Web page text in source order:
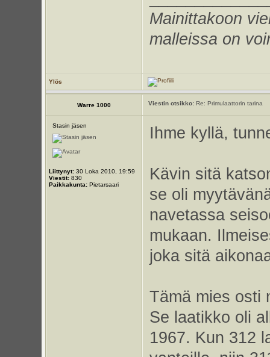
Mainittakoon
malleissa on
Ylös
Warre 1000 Viestin otsikko:Re: Primulaattorin tarina
Stasin jäsen
Liittynyt:30 Loka 2010, 19:59
Viestit:830
Paikkakunta:Pietarsaari
Ihme kyllä,
Kävin sitä
se oli
navetassa
mukaan.
joka sitä
Tämä mies osti
Se laatikko oli
1967. Kun 312